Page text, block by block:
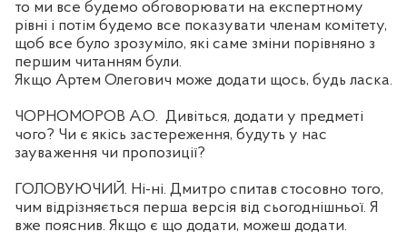
то ми все будемо обговорювати на експертному
рівні і потім будемо все показувати членам комітету,
щоб все було зрозуміло, які саме зміни порівняно з
першим читанням були.
Якщо Артем Олегович може додати щось, будь ласка.
ЧОРНОМОРОВ А.О. Дивіться, додати у предметі
чого? Чи є якісь застереження, будуть у нас
зауваження чи пропозиції?
ГОЛОВУЮЧИЙ. Ні-ні. Дмитро спитав стосовно того,
чим відрізняється перша версія від сьогоднішньої. Я
вже пояснив. Якщо є що додати, можеш додати.